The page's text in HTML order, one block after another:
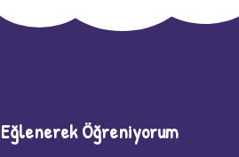
Eğlenerek Öğreniyorum